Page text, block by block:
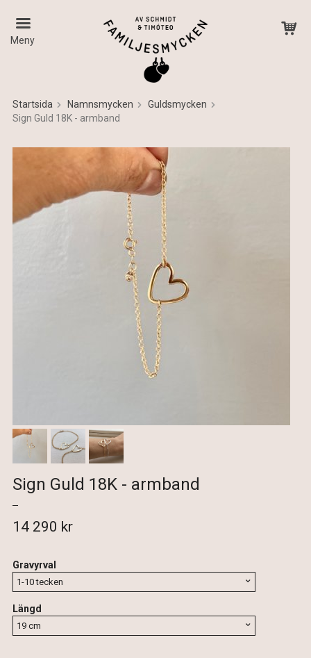
Meny
Produkten har blivit tillagd i varukorgen
Startsida Namnsmycken
Guldsmycken
Sign Guld 18K - armband
Sign Guld 18K - armband
14 290 kr
Gravyrval
Längd